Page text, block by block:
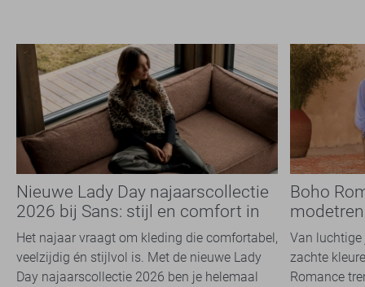
Nieuwe Lady Day najaarscollectie
2026 bij Sans: stijl en comfort in
travelkwaliteit
Het najaar vraagt om kleding die comfortabel,
veelzijdig én stijlvol is. Met de nieuwe Lady
Day najaarscollectie 2026 ben je helemaal
Boho
overal
Van luchtige
zachte
Romance